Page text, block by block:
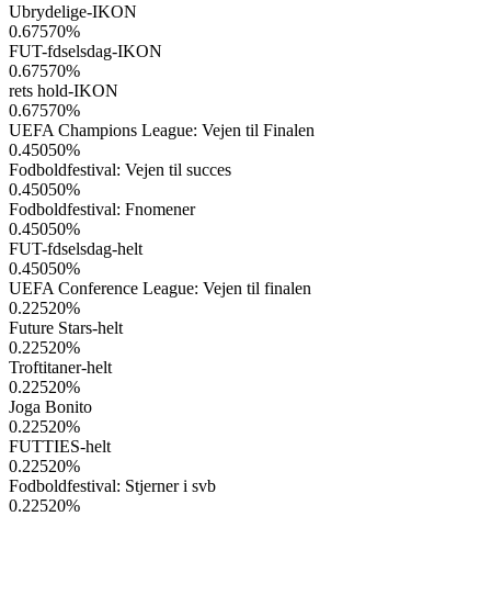
Ubrydelige-IKON
0.67570%
FUT-fdselsdag-IKON
0.67570%
rets hold-IKON
0.67570%
UEFA Champions League: Vejen til Finalen
0.45050%
Fodboldfestival: Vejen til succes
0.45050%
Fodboldfestival: Fnomener
0.45050%
FUT-fdselsdag-helt
0.45050%
UEFA Conference League: Vejen til finalen
0.22520%
Future Stars-helt
0.22520%
Troftitaner-helt
0.22520%
Joga Bonito
0.22520%
FUTTIES-helt
0.22520%
Fodboldfestival: Stjerner i svb
0.22520%